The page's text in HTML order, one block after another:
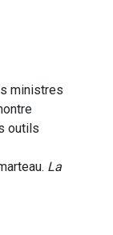
ministres
outils
La